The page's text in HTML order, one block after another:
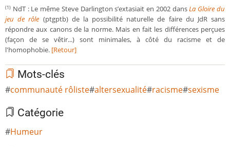
(1) NdT : Le même Steve Darlington s’extasiait en 2002 dansLa Gloire du
jeu de rôle (ptgptb) de la possibilité naturelle de faire du JdR sans
répondre aux canons de la norme. Mais en fait les différences perçues
(façon de se vêtir...) sont minimales, à côté du racisme et de
l'homophobie. [Retour]
Mots-clés
communauté rôliste altersexualité racisme sexisme
Catégorie
Humeur